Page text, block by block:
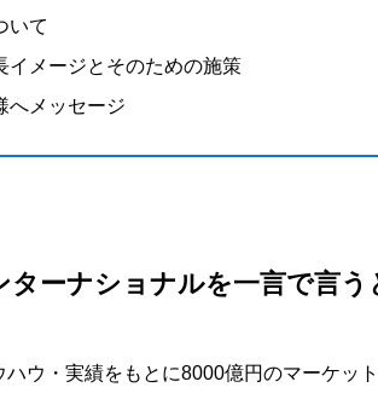
いて
イメージとそのための施策
へメッセージ
ターナショナルを一言で言う
ウ・実績をもとに8000億円のマーケッ